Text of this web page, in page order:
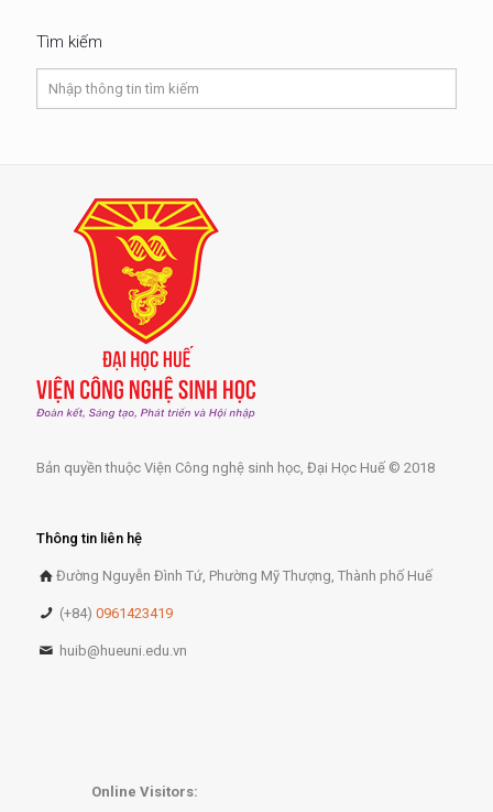
Tìm kiếm
Bản quyền thuộc Viện Công nghệ sinh học, Đại Học Huế © 2018
Thông tin liên hệ
Đường Nguyễn Đình Tứ, Phường Mỹ Thượng, Thành phố Huế
(+84)0961423419
huib@hueuni.edu.vn
Online Visitors: